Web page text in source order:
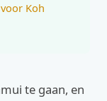
Koh
te gaan, en